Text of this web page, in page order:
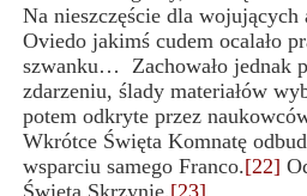
Na nieszczęście dla wojujących
Oviedo jakimś cudem ocalało
szwanku… Zachowało jednak
zdarzeniu, ślady materiałów
potem odkryte przez
Wkrótce Święta Komnatę
wsparciu samego Franco.[22]
Świętą Skrzynię.[23]